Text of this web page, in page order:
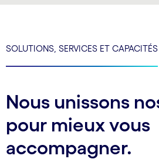
SOLUTIONS, SERVICES ET CAPACITÉS
Nous unissons
pour mieux vous
accompagner.